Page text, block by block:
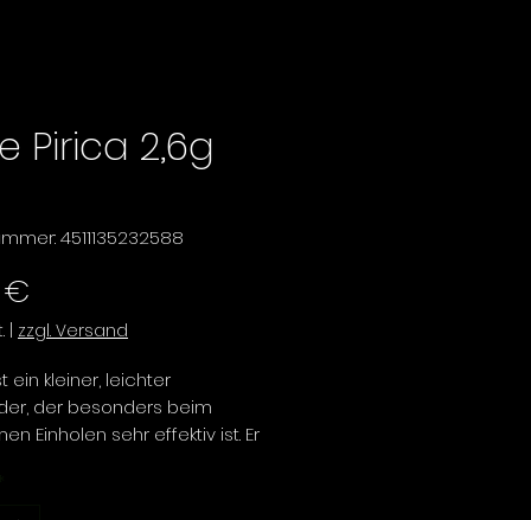
Pirica 2,6g
4511135232588
€
zzgl. Versand
ein kleiner, leichter
der besonders beim
Einholen sehr effektiv ist. Er